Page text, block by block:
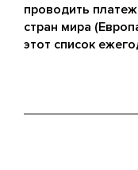
проводить
стран мира
этот список